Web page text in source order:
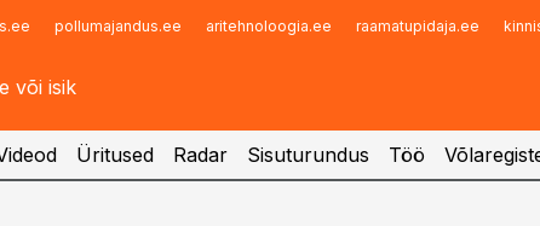
pollumajandus.ee aritehnoloogia.ee raamatupidaja.ee
Üritused Radar Sisuturundus Töö